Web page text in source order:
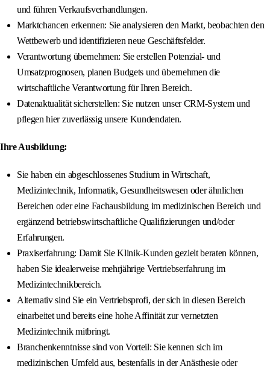
und führen Verkaufsverhandlungen.
Marktchancen erkennen: Sie analysieren den Markt, beobachten den
Wettbewerb und identifizieren neue Geschäftsfelder.
Verantwortung übernehmen: Sie erstellen Potenzial- und
Umsatzprognosen, planen Budgets und übernehmen die
wirtschaftliche Verantwortung für Ihren Bereich.
Datenaktualität sicherstellen: Sie nutzen unser CRM-System und
pflegen hier zuverlässig unsere Kundendaten.
Ihre Ausbildung:
Sie haben ein abgeschlossenes Studium in Wirtschaft,
Medizintechnik, Informatik, Gesundheitswesen oder ähnlichen
Bereichen oder eine Fachausbildung im medizinischen Bereich und
ergänzend betriebswirtschaftliche Qualifizierungen und/oder
Erfahrungen.
Praxiserfahrung: Damit Sie Klinik-Kunden gezielt beraten können,
haben Sie idealerweise mehrjährige Vertriebserfahrung im
Medizintechnikbereich.
Alternativ sind Sie ein Vertriebsprofi, der sich in diesen Bereich
einarbeitet und bereits eine hohe Affinität zur vernetzten
Medizintechnik mitbringt.
Branchenkenntnisse sind von Vorteil: Sie kennen sich im
medizinischen Umfeld aus, bestenfalls in der Anästhesie oder